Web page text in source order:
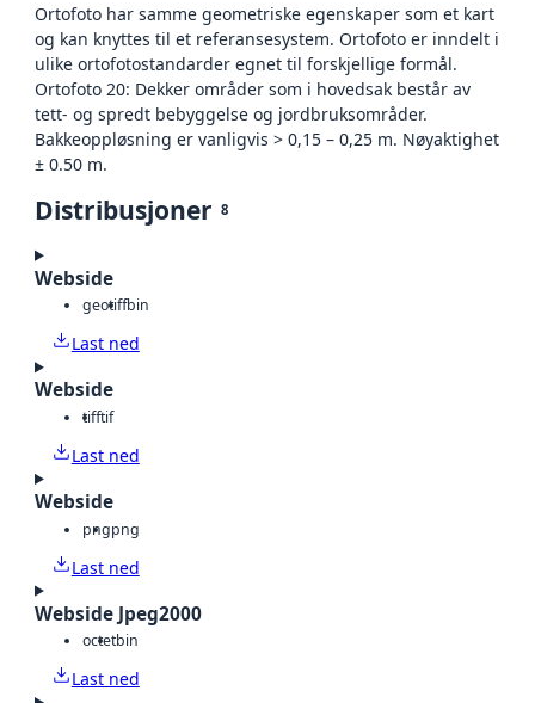
Ortofoto har samme geometriske egenskaper som et kart
og kan knyttes til et referansesystem. Ortofoto er inndelt i
ulike ortofotostandarder egnet til forskjellige formål.
Ortofoto 20: Dekker områder som i hovedsak består av
tett- og spredt bebyggelse og jordbruksområder.
Bakkeoppløsning er vanligvis > 0,15 – 0,25 m. Nøyaktighet
± 0.50 m.
Distribusjoner 8
Webside
geotiffbin
Last ned
Webside
tifftif
Last ned
Webside
pngpng
Last ned
Webside Jpeg2000
octetbin
Last ned